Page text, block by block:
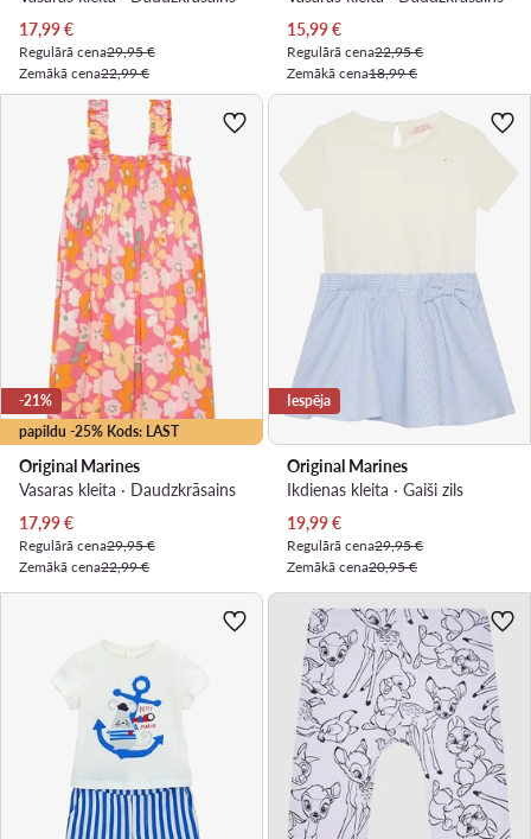
Pašreizējā cena
17,99€
Regulārā cena29,95 €
Zemākā cena22,99 €
Pašreizējā cena
15,99€
Regulārā cena22,95 €
Zemākā cena18,99 €
papildu -25% Kods: LAST
-21%
Original Marines
Vasaras kleita · Daudzkrāsains
Pašreizējā cena
17,99€
Regulārā cena29,95 €
Zemākā cena22,99 €
Iespēja
Original Marines
Ikdienas kleita · Gaiši zils
Pašreizējā cena
19,99€
Regulārā cena29,95 €
Zemākā cena20,95 €